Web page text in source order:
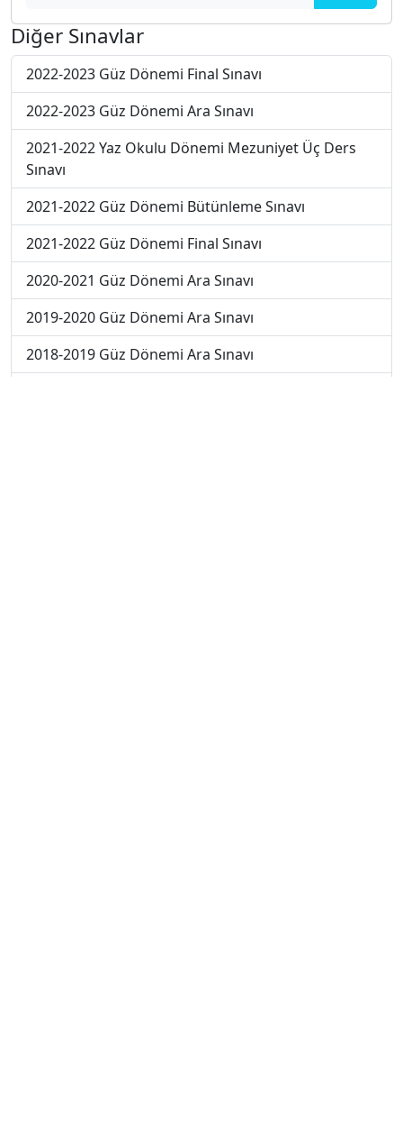
Diğer Sınavlar
2022-2023 Güz Dönemi Final Sınavı
2022-2023 Güz Dönemi Ara Sınavı
2021-2022 Yaz Okulu Dönemi Mezuniyet Üç Ders
Sınavı
2021-2022 Güz Dönemi Bütünleme Sınavı
2021-2022 Güz Dönemi Final Sınavı
2020-2021 Güz Dönemi Ara Sınavı
2019-2020 Güz Dönemi Ara Sınavı
2018-2019 Güz Dönemi Ara Sınavı